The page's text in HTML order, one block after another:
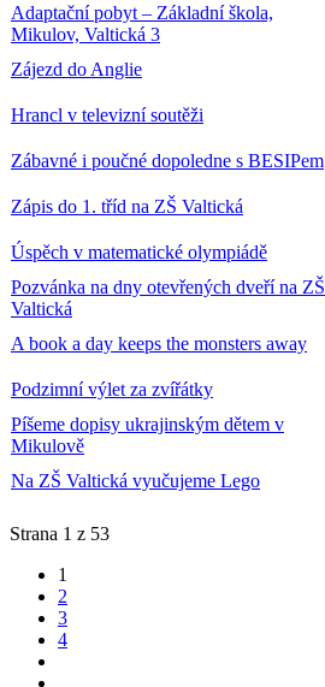
Adaptační pobyt – Základní škola,
Mikulov, Valtická 3
Zájezd do Anglie
Hrancl v televizní soutěži
Zábavné i poučné dopoledne s BESIPem
Zápis do 1. tříd na ZŠ Valtická
Úspěch v matematické olympiádě
Pozvánka na dny otevřených dveří na ZŠ
Valtická
A book a day keeps the monsters away
Podzimní výlet za zvířátky
Píšeme dopisy ukrajinským dětem v
Mikulově
Na ZŠ Valtická vyučujeme Lego
Strana 1 z 53
1
2
3
4